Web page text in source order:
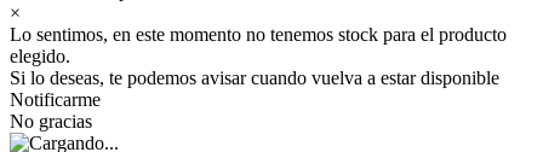
×
Lo sentimos, en este momento no tenemos stock para el producto
elegido.
Si lo deseas, te podemos avisar cuando vuelva a estar disponible
Notificarme
No gracias